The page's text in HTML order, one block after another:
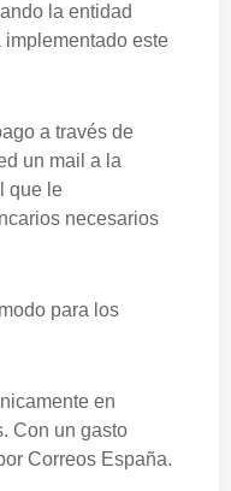
la entidad
implementado este
a través de
un mail a la
que le
necesarios
para los
en
Con un gasto
Correos España.